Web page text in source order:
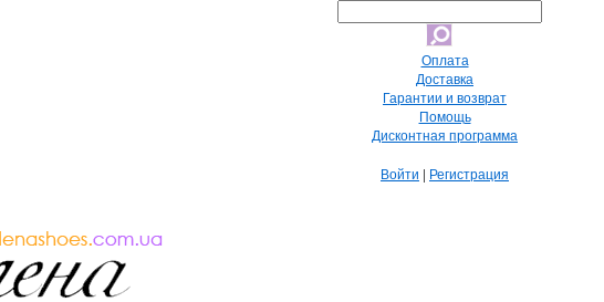
Оплата
Доставка
Гарантии и возврат
Помощь
Дисконтная программа
Войти | Регистрация